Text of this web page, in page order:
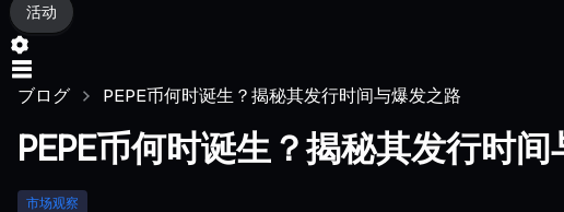
活动
ブログ PEPE币何时诞生？揭秘其发行时间与爆发之路
PEPE币何时诞生？揭秘其发行时
市场观察